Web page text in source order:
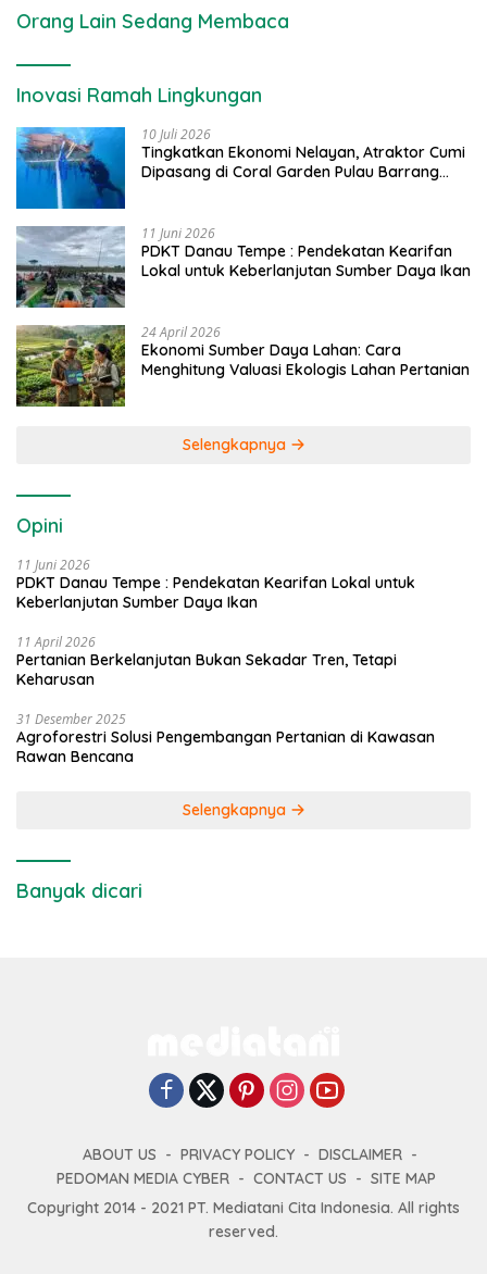
Orang Lain Sedang Membaca
Inovasi Ramah Lingkungan
10 Juli 2026
Tingkatkan Ekonomi Nelayan, Atraktor Cumi
Dipasang di Coral Garden Pulau Barrang
11 Juni 2026
PDKT Danau Tempe : Pendekatan Kearifan
Lokal untuk Keberlanjutan Sumber Daya Ikan
24 April 2026
Ekonomi Sumber Daya Lahan: Cara
Menghitung Valuasi Ekologis Lahan Pertanian
Selengkapnya
Opini
11 Juni 2026
PDKT Danau Tempe : Pendekatan Kearifan Lokal untuk
Keberlanjutan Sumber Daya Ikan
11 April 2026
Pertanian Berkelanjutan Bukan Sekadar Tren, Tetapi
Keharusan
31 Desember 2025
Agroforestri Solusi Pengembangan Pertanian di Kawasan
Rawan Bencana
Selengkapnya
Banyak dicari
ABOUT US PRIVACY POLICY
DISCLAIMER
PEDOMAN MEDIA CYBER
CONTACT US
SITE MAP
Copyright 2014 - 2021 PT. Mediatani Cita Indonesia. All rights
reserved.